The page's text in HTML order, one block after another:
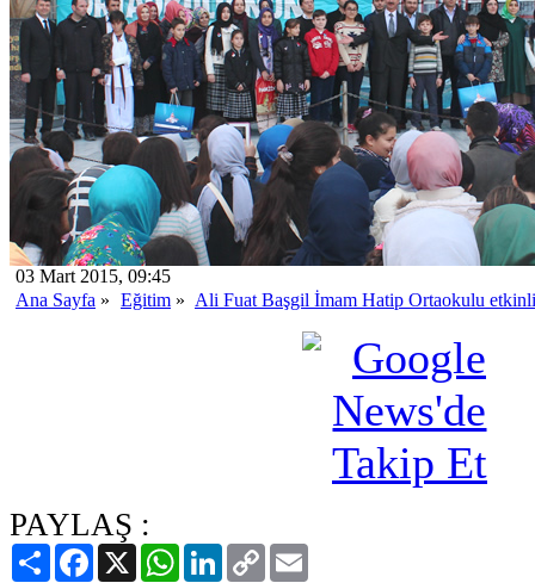
03 Mart 2015, 09:45
Ana Sayfa » Eğitim » Ali Fuat Başgil İmam Hatip Ortaokulu
PAYLAŞ :
PaylaşFacebook
X WhatsAppLinkedIn
Copy
Link